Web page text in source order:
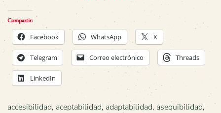
Compartir:
Facebook WhatsApp X
Telegram Correo electrónico Threads
LinkedIn
accesibilidad, aceptabilidad, adaptabilidad, asequibilidad,